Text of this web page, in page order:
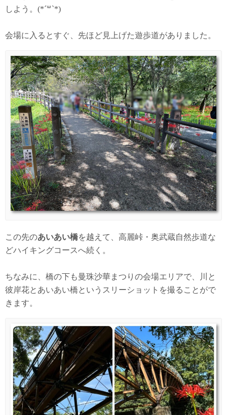
しよう。(*´꒳`*)
会場に入るとすぐ、先ほど見上げた遊歩道がありました。
この先のあいあい橋を越えて、高麗峠・奥武蔵自然歩道な
どハイキングコースへ続く。
ちなみに、橋の下も曼珠沙華まつりの会場エリアで、川と
彼岸花とあいあい橋というスリーショットを撮ることがで
きます。